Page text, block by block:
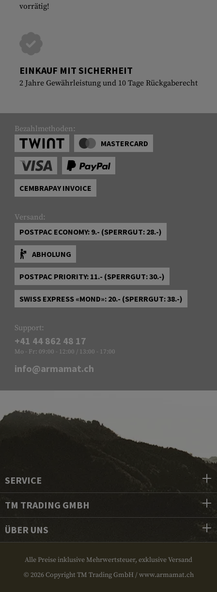
vorrätig!
EINKAUF MIT SICHERHEIT
2 Jahre Gewährleistung und 10 Tage Rückgaberecht
Bezahlmethoden:
MASTERCARD
CEMBRAPAY INVOICE
Versand:
POSTPAC ECONOMY: 9.- (SPERRGUT: 28.-)
ABHOLUNG
POSTPAC PRIORITY: 11.- (SPERRGUT: 30.-)
SWISS EXPRESS «MOND»: 20.- (SPERRGUT: 38.-)
Support:
+41 44 862 48 17
Mo - Fr: 09:00 - 12:00 / 13:00 - 17:00
info@armamat.ch
SERVICE
TM TRADING GMBH
ÜBER UNS
Alle Preise inklusive Mehrwertsteuer, exklusive Versand
© 2026 Copyright TM Trading GmbH / www.armamat.ch